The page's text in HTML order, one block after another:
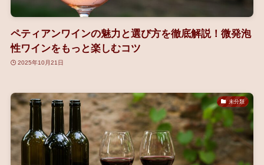
ペティアンワインの魅力と選び方を徹底解説！微発泡
性ワインをもっと楽しむコツ
2025年10月21日
未分類